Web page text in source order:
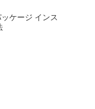
ケージ インス